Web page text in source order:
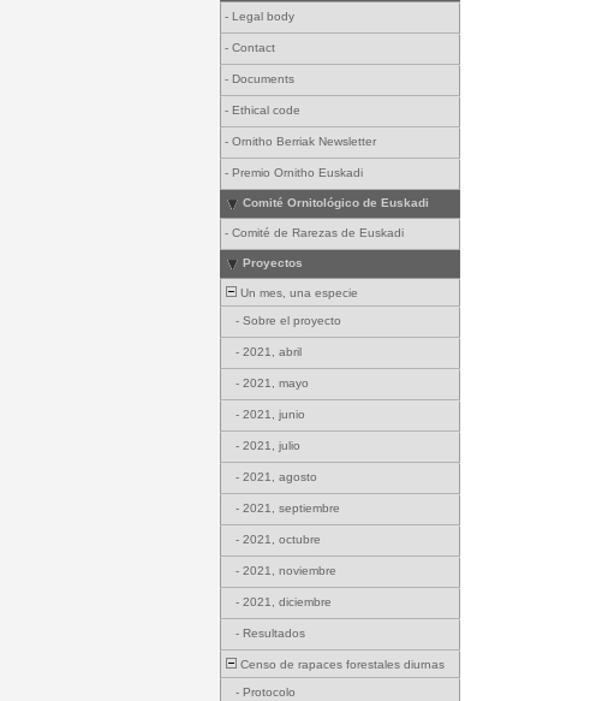
- Legal body
- Contact
- Documents
- Ethical code
- Ornitho Berriak Newsletter
- Premio Ornitho Euskadi
Comité Ornitológico de Euskadi
- Comité de Rarezas de Euskadi
Proyectos
Un mes, una especie
- Sobre el proyecto
- 2021, abril
- 2021, mayo
- 2021, junio
- 2021, julio
- 2021, agosto
- 2021, septiembre
- 2021, octubre
- 2021, noviembre
- 2021, diciembre
- Resultados
Censo de rapaces forestales diurnas
- Protocolo